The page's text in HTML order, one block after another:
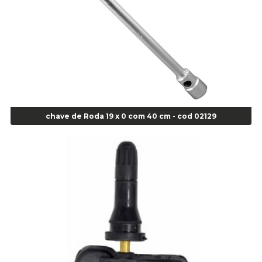
Super Bonder 05grs - Cod 00853
Super Bonder 60 segundos 20 grs - cod 03640
Agulha Escariadora Passeio - Cod 02978
Agulha Escariadora/ Alargadora Caminhão - COD. 02342
Agulha Inserto Pneu s/ câmara - Caminhão - Cod 01909
Agulha Inserto Pneu s/ câmara - Moto - cod 02973
Agulha para Aplicação Vipstem- Vipal - Cod 02558
Alicate Anéis Interno Reto 3.3/8 pol x 6.1/2 pol - cod 00977
Alicate Bico Curvo - Cod 01781
Alicate Bico Reto - Cod 02804
Alicate Bico Reto para Anéis Internos - Cod 00892
Alicate Bico Reto Tipo Telefone - Cod 02911
Alicate Bomba D Água - Cod 01326
Alicate Corte Diagonal - Cod 02138
chave de Roda 19 x 0 com 40 cm - cod 02129